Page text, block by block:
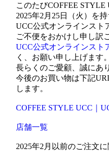
このたびCOFFEE STYLE
2025年2月25日（火）を
UCC公式オンラインスト
ご不便をおかけし申し訳
UCC公式オンラインスト
く、お願い申し上げます。
長らくのご愛顧、誠にあ
今後のお買い物は下記
します。
COFFEE STYLE UCC｜
店舗一覧
2025年2月以前のご注文